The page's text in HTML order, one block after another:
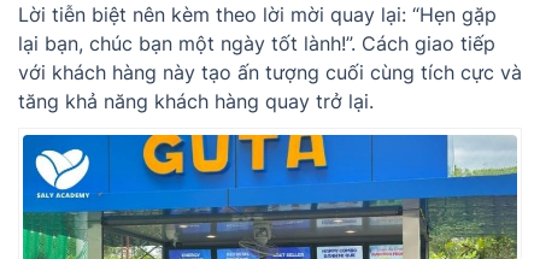
Lời tiễn biệt nên kèm theo lời mời quay lại: “Hẹn gặp
lại bạn, chúc bạn một ngày tốt lành!”. Cách giao tiếp
với khách hàng này tạo ấn tượng cuối cùng tích cực và
tăng khả năng khách hàng quay trở lại.